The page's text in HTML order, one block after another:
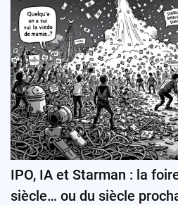
IPO, IA et Starman : la
siècle… ou du siècle